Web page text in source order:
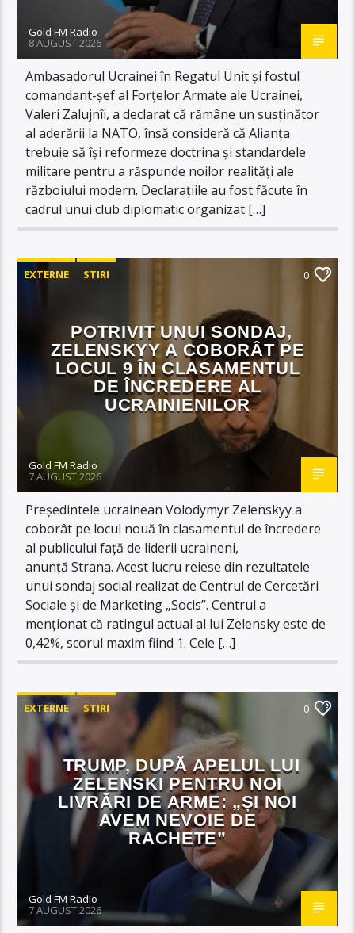
Gold FM Radio
8 AUGUST 2026
Ambasadorul Ucrainei în Regatul Unit și fostul
comandant-șef al Forțelor Armate ale Ucrainei,
Valeri Zalujnîi, a declarat că rămâne un susținător
al aderării la NATO, însă consideră că Alianța
trebuie să își reformeze doctrina și standardele
militare pentru a răspunde noilor realități ale
războiului modern. Declarațiile au fost făcute în
cadrul unui club diplomatic organizat […]
EXTERNE STIRI 0
POTRIVIT UNUI SONDAJ,
ZELENSKYY A COBORÂT PE
LOCUL 9 ÎN CLASAMENTUL
DE ÎNCREDERE AL
UCRAINIENILOR
Gold FM Radio
7 AUGUST 2026
Președintele ucrainean Volodymyr Zelenskyy a
coborât pe locul nouă în clasamentul de încredere
al publicului față de liderii ucraineni,
anunță Strana. Acest lucru reiese din rezultatele
unui sondaj social realizat de Centrul de Cercetări
Sociale și de Marketing „Socis”. Centrul a
menționat că ratingul actual al lui Zelensky este de
0,42%, scorul maxim fiind 1. Cele […]
EXTERNE STIRI 0
TRUMP, DUPĂ APELUL LUI
ZELENSKI PENTRU NOI
LIVRĂRI DE ARME: „ȘI NOI
AVEM NEVOIE DE
RACHETE”
Gold FM Radio
7 AUGUST 2026